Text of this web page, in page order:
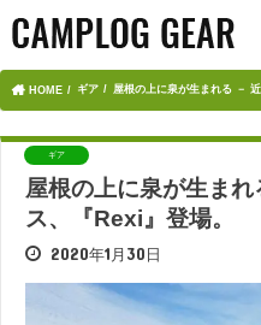
HOME ギア 屋根の上に泉が生まれる －
ギア
屋根の上に泉が生ま
ス、『Rexi』登場。
2020年1月30日